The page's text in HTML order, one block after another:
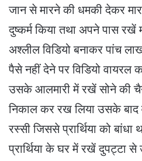
जान से मारने की धमकी देकर
दुष्कर्म किया तथा अपने पास रखें
अश्लील विडियो बनाकर पांच
पैसे नहीं देने पर विडियो वायरल
उसके आलमारी में रखें सोने की
निकाल कर रख लिया उसके बाद
रस्सी जिससे प्रार्थिया को बांधा
प्रार्थिया के घर में रखें दुपट्टा से